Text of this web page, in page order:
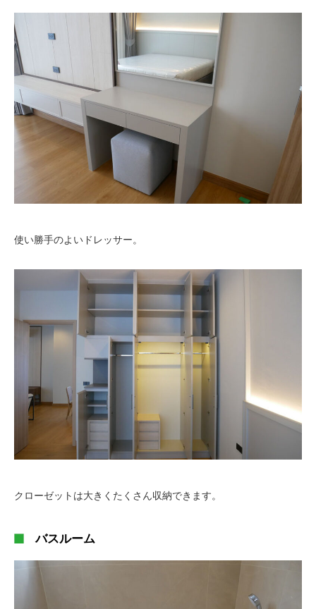
使い勝手のよいドレッサー。
クローゼットは大きくたくさん収納できます。
バスルーム